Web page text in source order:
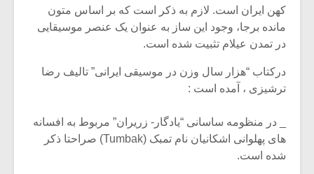
کهن ایران است. لازم به ذکر است که بر اساس متون
مانده برجا، وجود این ساز به عنوان یک عنصر موسیقایی
در تمدن عیلام تثبیت شده است.
درکتاب “هزار سال وزن در موسیقی ایرانی” تالیف رضا
ترشیزی ، آمده است :
_ در منظومه ساسانی “یادگار- زریران” مربوط به افسانه
های پهلوانی اشکانیان نام تمبک (Tumbak) صراحتا ذکر
شده است.